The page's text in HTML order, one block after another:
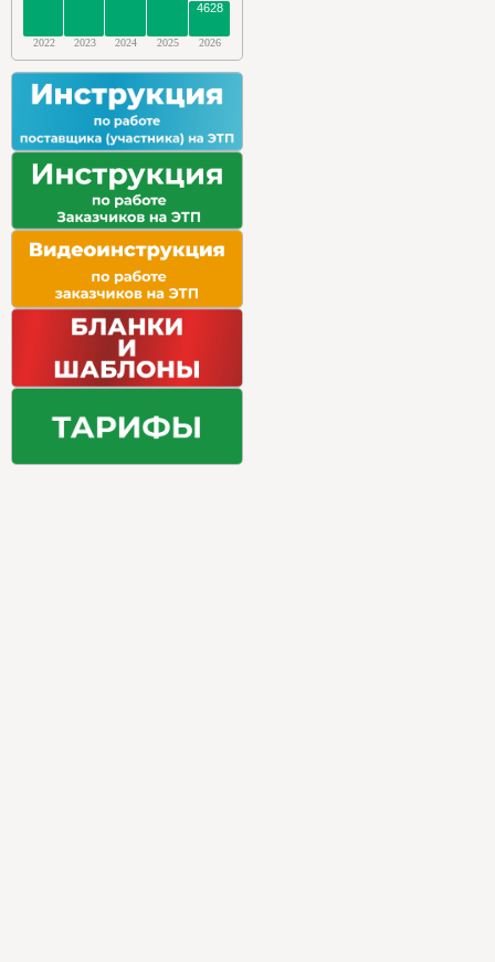
4628
2022 2023 2024 2025 2026